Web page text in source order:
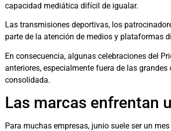
capacidad mediática difícil de igualar.
Las transmisiones deportivas, los
parte de la atención de medios y plataformas
En consecuencia, algunas celebraciones del
anteriores, especialmente fuera de las
consolidada.
Las marcas enfrentan
Para muchas empresas, junio suele ser un